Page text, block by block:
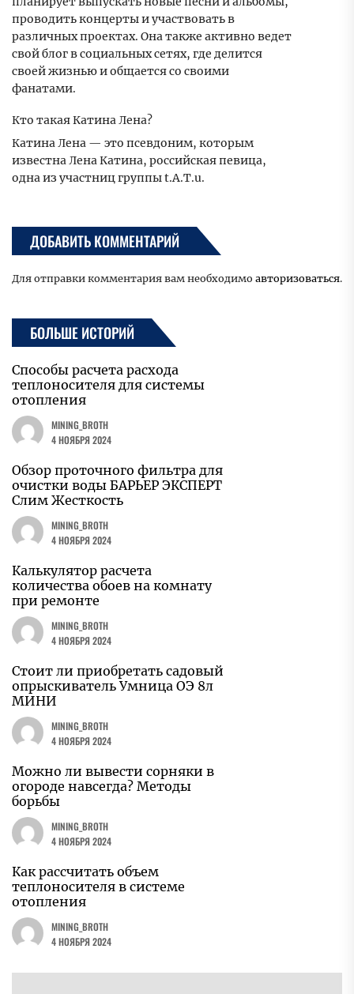
проводить концерты и участвовать в
различных проектах. Она также активно ведет
свой блог в социальных сетях, где делится
своей жизнью и общается со своими
фанатами.
Кто такая Катина Лена?
Катина Лена — это псевдоним, которым
известна Лена Катина, российская певица,
одна из участниц группы t.A.T.u.
ДОБАВИТЬ КОММЕНТАРИЙ
Для отправки комментария вам необходимо авторизоваться.
БОЛЬШЕ ИСТОРИЙ
Способы расчета расхода
теплоносителя для системы
отопления
MINING_BROTH
4 НОЯБРЯ 2024
Обзор проточного фильтра для
очистки воды БАРЬЕР ЭКСПЕРТ
Слим Жесткость
MINING_BROTH
4 НОЯБРЯ 2024
Калькулятор расчета
количества обоев на комнату
при ремонте
MINING_BROTH
4 НОЯБРЯ 2024
Стоит ли приобретать садовый
опрыскиватель Умница ОЭ 8л
МИНИ
MINING_BROTH
4 НОЯБРЯ 2024
Можно ли вывести сорняки в
огороде навсегда? Методы
борьбы
MINING_BROTH
4 НОЯБРЯ 2024
Как рассчитать объем
теплоносителя в системе
отопления
MINING_BROTH
4 НОЯБРЯ 2024